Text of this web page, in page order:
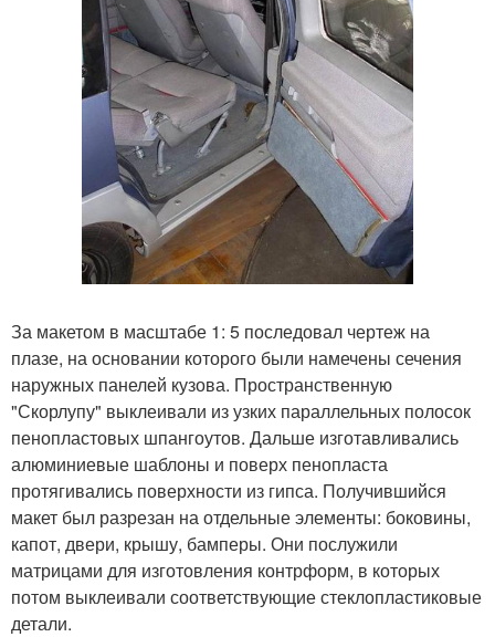
За макетом в масштабе 1: 5 последовал чертеж на
плазе, на основании которого были намечены сечения
наружных панелей кузова. Пространственную
"Скорлупу" выклеивали из узких параллельных полосок
пенопластовых шпангоутов. Дальше изготавливались
алюминиевые шаблоны и поверх пенопласта
протягивались поверхности из гипса. Получившийся
макет был разрезан на отдельные элементы: боковины,
капот, двери, крышу, бамперы. Они послужили
матрицами для изготовления контрформ, в которых
потом выклеивали соответствующие стеклопластиковые
детали.